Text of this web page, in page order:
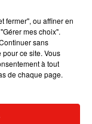
fermer", ou affiner en
mes choix".
sans
ce site. Vous
à tout
de chaque page.